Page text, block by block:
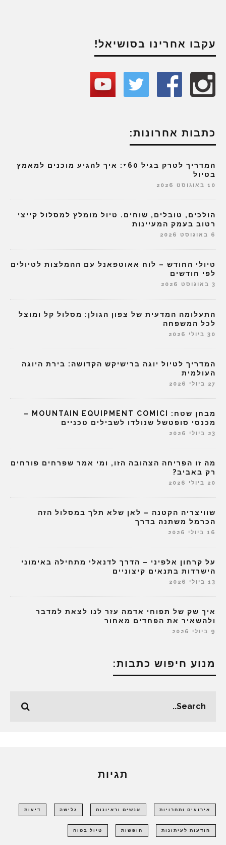
עקבו אחרינו בסושיאל!
כתבות אחרונות:
המדריך לטרק בגיל 60+: איך להגיע מוכנים למאמץ
בטיול
10 באוגוסט 2026
הולכים, טובלים, שוחים. טיול מומלץ למסלול קייצי
רטוב בעמק המעיינות
6 באוגוסט 2026
טיולי החודש – לוח אאוטפאנל עם ההמלצות לטיולים
לפי חודשים
3 באוגוסט 2026
התעלומה המדעית של צפון הגולן: מסלול קל ומוצל
לכל המשפחה
30 ביולי 2026
המדריך לטיול יוגה ברישיקש הקדושה: בירת היוגה
העולמית
27 ביולי 2026
מבחן שטח: MOUNTAIN EQUIPMENT COMICI –
מכנסי סופטשל שנולדו לשבילים טכניים
23 ביולי 2026
מה זו הפריחה הצהובה הזו, ומי אמר שפרחים פורחים
רק באביב?
20 ביולי 2026
שוויצריה הקטנה – לאן שלא תלך במסלול הזה
הכרמל משתנה בדרך
16 ביולי 2026
על קרחון אלפיני – הדרך לדנאלי מתחילה באימוני
הישרדות בתנאים קיצוניים
13 ביולי 2026
איך שק של תפוחי אדמה עזר לנו לצאת למדבר
ולהשאיר את הפחדים מאחור
9 ביולי 2026
מנוע חיפוש כתבות:
תגיות
אירועים ותחרויות אנשים וראיונות גלישה דיעות
הודעות לעיתונות חופשות טיול בטוח